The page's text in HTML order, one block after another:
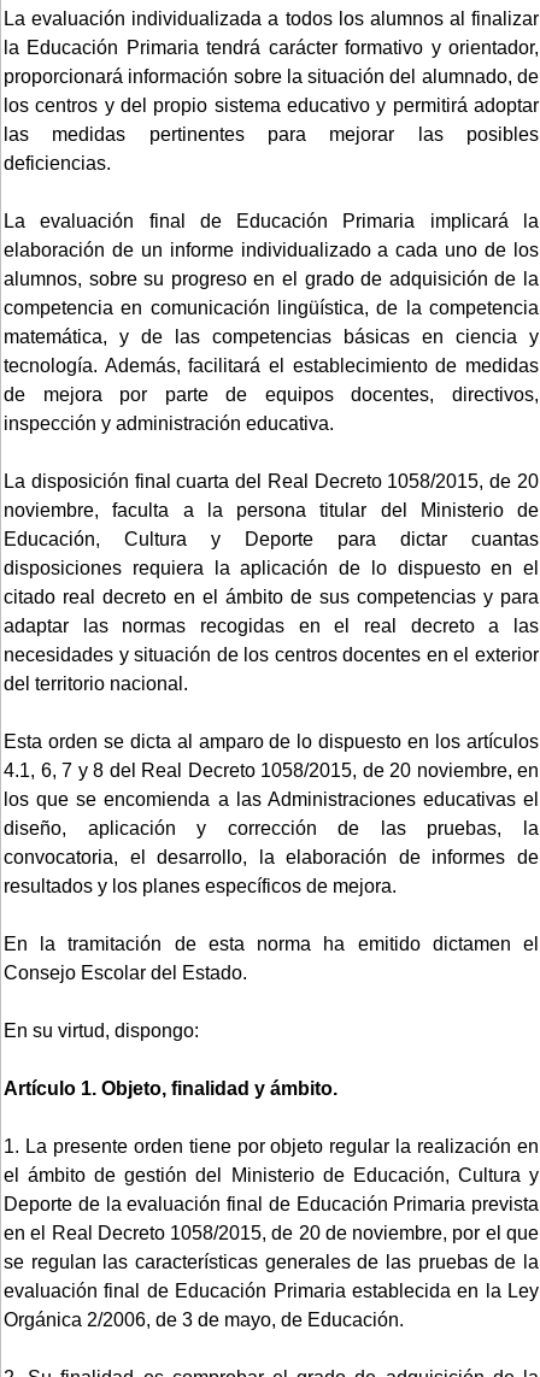
La evaluación individualizada a todos los alumnos al finalizar
la Educación Primaria tendrá carácter formativo y orientador,
proporcionará información sobre la situación del alumnado, de
los centros y del propio sistema educativo y permitirá adoptar
las medidas pertinentes para mejorar las posibles
deficiencias.
La evaluación final de Educación Primaria implicará la
elaboración de un informe individualizado a cada uno de los
alumnos, sobre su progreso en el grado de adquisición de la
competencia en comunicación lingüística, de la competencia
matemática, y de las competencias básicas en ciencia y
tecnología. Además, facilitará el establecimiento de medidas
de mejora por parte de equipos docentes, directivos,
inspección y administración educativa.
La disposición final cuarta del Real Decreto 1058/2015, de 20
noviembre, faculta a la persona titular del Ministerio de
Educación, Cultura y Deporte para dictar cuantas
disposiciones requiera la aplicación de lo dispuesto en el
citado real decreto en el ámbito de sus competencias y para
adaptar las normas recogidas en el real decreto a las
necesidades y situación de los centros docentes en el exterior
del territorio nacional.
Esta orden se dicta al amparo de lo dispuesto en los artículos
4.1, 6, 7 y 8 del Real Decreto 1058/2015, de 20 noviembre, en
los que se encomienda a las Administraciones educativas el
diseño, aplicación y corrección de las pruebas, la
convocatoria, el desarrollo, la elaboración de informes de
resultados y los planes específicos de mejora.
En la tramitación de esta norma ha emitido dictamen el
Consejo Escolar del Estado.
En su virtud, dispongo:
Artículo 1. Objeto, finalidad y ámbito.
1. La presente orden tiene por objeto regular la realización en
el ámbito de gestión del Ministerio de Educación, Cultura y
Deporte de la evaluación final de Educación Primaria prevista
en el Real Decreto 1058/2015, de 20 de noviembre, por el que
se regulan las características generales de las pruebas de la
evaluación final de Educación Primaria establecida en la Ley
Orgánica 2/2006, de 3 de mayo, de Educación.